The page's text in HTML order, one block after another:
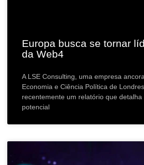
Europa busca se tornar
da Web4
A LSE Consulting, uma empresa
Economia e Ciência Política de
recentemente um relatório que
potencial